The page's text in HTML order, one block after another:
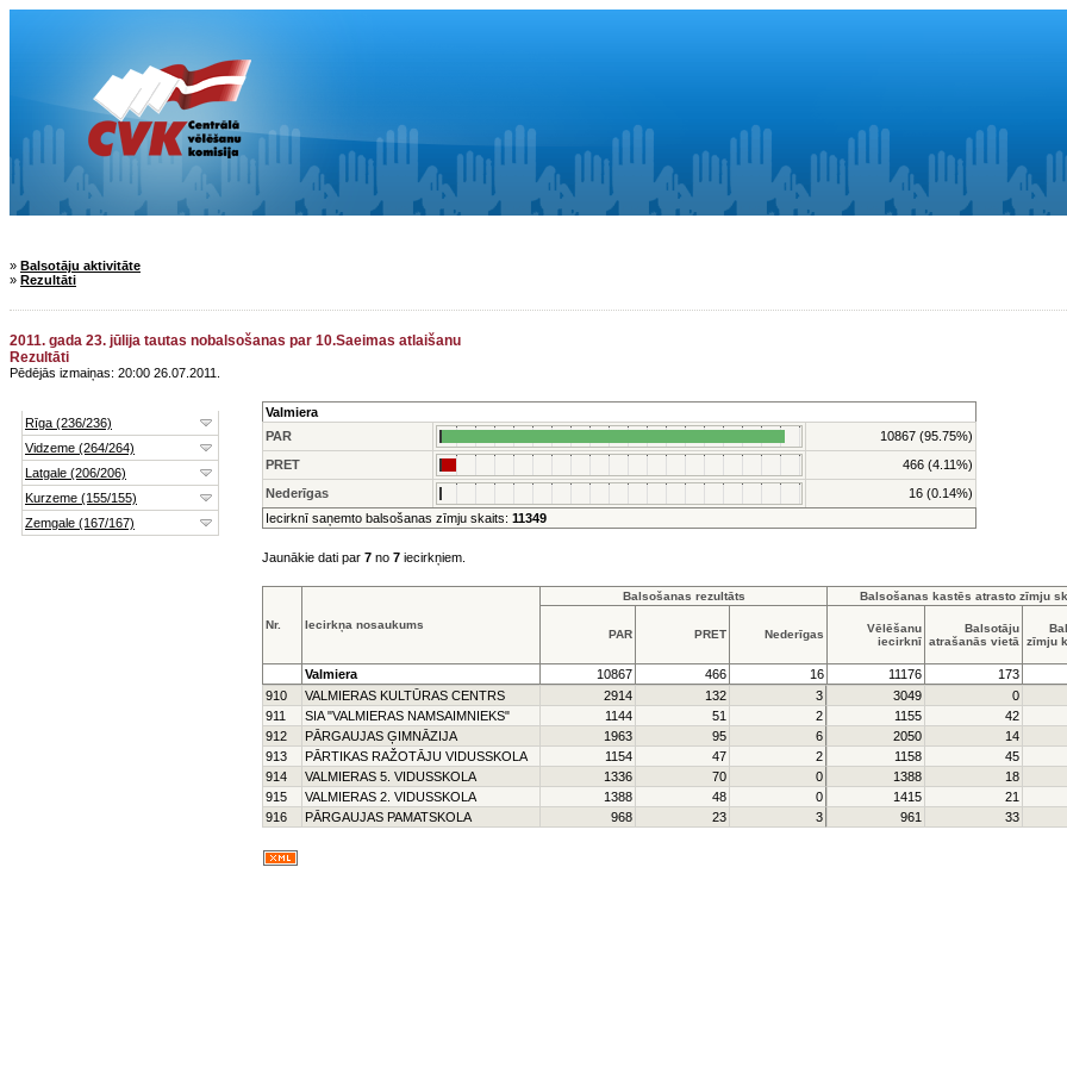
» Balsotāju aktivitāte
» Rezultāti
2011. gada 23. jūlija tautas nobalsošanas par 10.Saeimas atlaišanu
Rezultāti
Pēdējās izmaiņas: 20:00 26.07.2011.
Valmiera
PAR
10867 (95.75%)
PRET
466 (4.11%)
Nederīgas
16 (0.14%)
Iecirknī saņemto balsošanas zīmju skaits: 11349
Jaunākie dati par 7 no 7 iecirkņiem.
Nr. Iecirkņa nosaukums
Balsošanas rezultāts Balsošanas kastēs atrasto zīmju
PAR PRET Nederīgas
Vēlēšanu
iecirknī
Balsotāju
atrašanās vietā
zīmju
Valmiera 10867 466 16 11176 173
910
VALMIERAS KULTŪRAS CENTRS 2914 132 3 3049 0
911
SIA "VALMIERAS NAMSAIMNIEKS" 1144 51 2 1155 42
912
PĀRGAUJAS ĢIMNĀZIJA 1963 95 6 2050 14
913
PĀRTIKAS RAŽOTĀJU VIDUSSKOLA 1154 47 2 1158 45
914
VALMIERAS 5. VIDUSSKOLA 1336 70 0 1388 18
915
VALMIERAS 2. VIDUSSKOLA 1388 48 0 1415 21
916
PĀRGAUJAS PAMATSKOLA 968 23 3 961 33